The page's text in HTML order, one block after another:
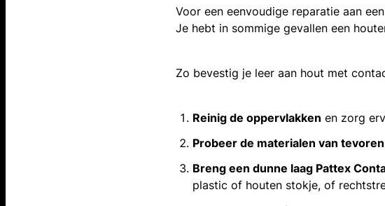
Voor een eenvoudige reparatie aan
Je hebt in sommige gevallen een
Zo bevestig je leer aan hout met
Reinig de oppervlakken en zorg
Probeer de materialen van
Breng een dunne laag Pattex
plastic of houten stokje, of